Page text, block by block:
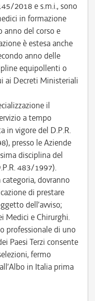
2018 e s.m.i., sono
in formazione
anno del corso e
è estesa anche
anno delle
equipollenti o
ai Decreti Ministeriali
il
a tempo
in vigore del D.P.R.
presso le Aziende
disciplina del
483/1997).
dovranno
di prestare
dell’avviso;
Medici e Chirurghi.
professionale di uno
Paesi Terzi consente
fermo
in Italia prima